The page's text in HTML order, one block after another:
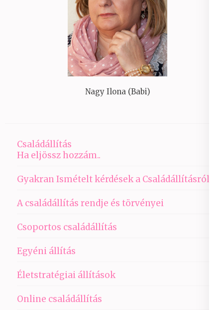
Nagy Ilona (Babi)
Családállítás
Ha eljössz hozzám..
Gyakran Ismételt kérdések a Családállításról
A családállítás rendje és törvényei
Csoportos családállítás
Egyéni állítás
Életstratégiai állítások
Online családállítás